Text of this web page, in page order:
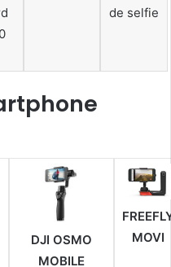
de selfie
DJI OSMO
MOBILE
MOVI